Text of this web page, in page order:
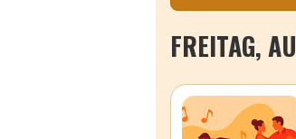
FREITAG,